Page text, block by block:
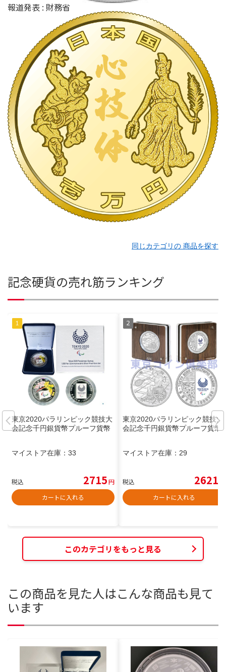
報道発表 : 財務省
同じカテゴリの 商品を探す
記念硬貨の売れ筋ランキング
東京2020パラリンピック競技大
会記念千円銀貨幣プルーフ貨幣
マイストア在庫： 33
税込 2715円
カートに入れる
東京2020パラリンピック競技大
会記念千円銀貨幣プルーフ貨幣
マイストア在庫： 29
税込 2621
カートに入れる
このカテゴリをもっと見る
この商品を見た人はこんな商品も見て
います